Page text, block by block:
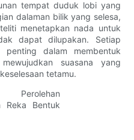
tempat duduk lobi yang
dalaman bilik yang selesa,
menetapkan nada untuk
dapat dilupakan. Setiap
penting dalam membentuk
suasana yang
tetamu.